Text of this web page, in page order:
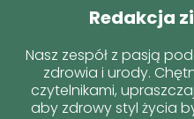
Redakcja
Nasz zespół z pasją
zdrowia i urody.
czytelnikami,
aby zdrowy styl życia